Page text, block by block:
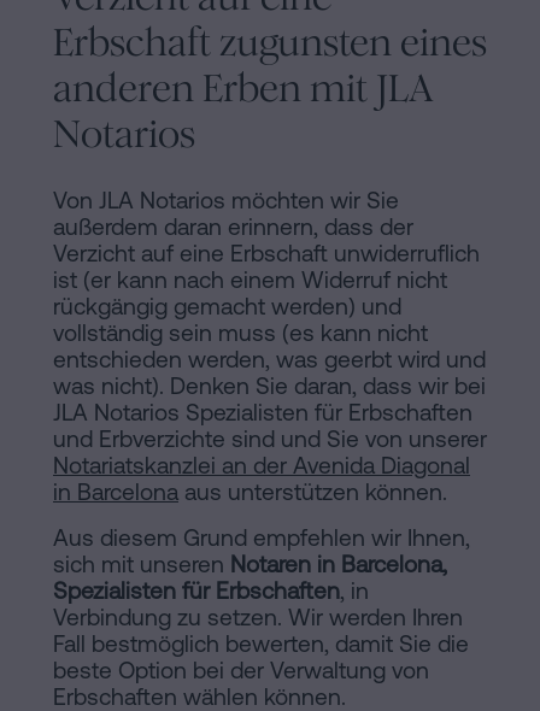
Erbschaft zugunsten eines
anderen Erben mit JLA
Notarios
Von JLA Notarios möchten wir Sie
außerdem daran erinnern, dass der
Verzicht auf eine Erbschaft unwiderruflich
ist (er kann nach einem Widerruf nicht
rückgängig gemacht werden) und
vollständig sein muss (es kann nicht
entschieden werden, was geerbt wird und
was nicht). Denken Sie daran, dass wir bei
JLA Notarios Spezialisten für Erbschaften
und Erbverzichte sind und Sie von unserer
Notariatskanzlei an der Avenida Diagonal
in Barcelona aus unterstützen können.
Aus diesem Grund empfehlen wir Ihnen,
sich mit unseren Notaren in Barcelona,
Spezialisten für Erbschaften, in
Verbindung zu setzen. Wir werden Ihren
Fall bestmöglich bewerten, damit Sie die
beste Option bei der Verwaltung von
Erbschaften wählen können.